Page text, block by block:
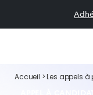
Accueil >Les appels à